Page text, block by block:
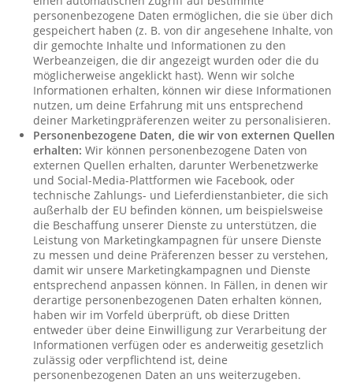
personenbezogene Daten ermöglichen, die sie über dich
gespeichert haben (z. B. von dir angesehene Inhalte, von
dir gemochte Inhalte und Informationen zu den
Werbeanzeigen, die dir angezeigt wurden oder die du
möglicherweise angeklickt hast). Wenn wir solche
Informationen erhalten, können wir diese Informationen
nutzen, um deine Erfahrung mit uns entsprechend
deiner Marketingpräferenzen weiter zu personalisieren.
Personenbezogene Daten, die wir von externen Quellen
erhalten: Wir können personenbezogene Daten von
externen Quellen erhalten, darunter Werbenetzwerke
und Social-Media-Plattformen wie Facebook, oder
technische Zahlungs- und Lieferdienstanbieter, die sich
außerhalb der EU befinden können, um beispielsweise
die Beschaffung unserer Dienste zu unterstützen, die
Leistung von Marketingkampagnen für unsere Dienste
zu messen und deine Präferenzen besser zu verstehen,
damit wir unsere Marketingkampagnen und Dienste
entsprechend anpassen können. In Fällen, in denen wir
derartige personenbezogenen Daten erhalten können,
haben wir im Vorfeld überprüft, ob diese Dritten
entweder über deine Einwilligung zur Verarbeitung der
Informationen verfügen oder es anderweitig gesetzlich
zulässig oder verpflichtend ist, deine
personenbezogenen Daten an uns weiterzugeben.